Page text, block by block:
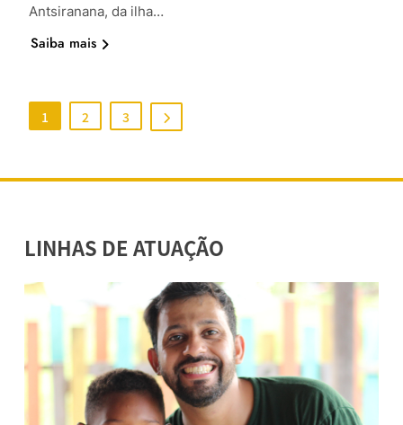
Antsiranana, da ilha…
Saiba mais
1 2 3
LINHAS DE ATUAÇÃO